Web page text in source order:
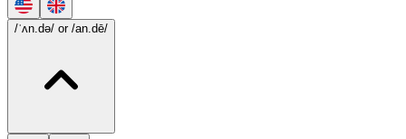
/ˈʌn.də/ or /an.dē/